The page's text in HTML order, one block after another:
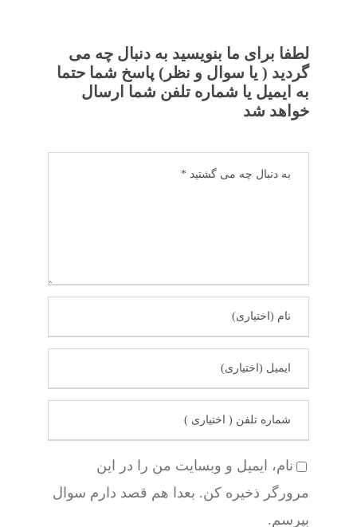
لطفا برای ما بنویسید به دنبال چه می
گردید ( یا سوال و نظر) پاسخ شما حتما
به ایمیل یا شماره تلفن شما ارسال
خواهد شد
نام، ایمیل و وبسایت من را در این
مرورگر ذخیره کن. بعدا هم قصد دارم سوال
بپرسم.